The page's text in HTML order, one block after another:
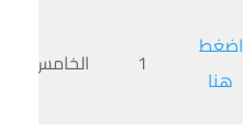
اضغط
هنا
1 الخامس